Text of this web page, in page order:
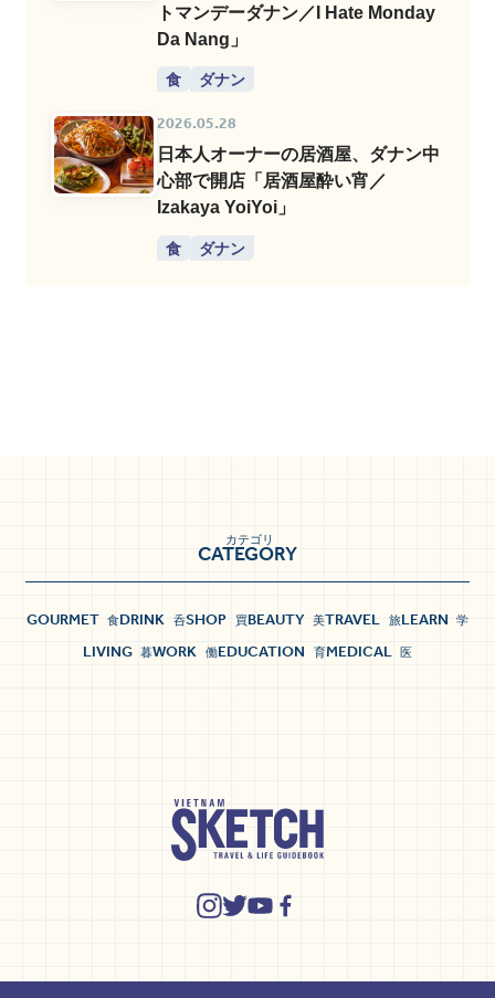
トマンデーダナン／I Hate Monday
Da Nang」
食 ダナン
2026.05.28
日本人オーナーの居酒屋、ダナン中
心部で開店「居酒屋酔い宵／
Izakaya YoiYoi」
食 ダナン
CATEGORY
カテゴリ
GOURMET 食DRINK 呑SHOP 買BEAUTY 美TRAVEL 旅LEARN 学
LIVING 暮WORK 働EDUCATION 育MEDICAL 医